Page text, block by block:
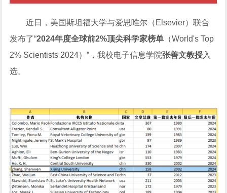
近日，美国斯坦福大学与爱思唯尔（Elsevier）联合
发布了“2024年度全球前2%顶尖科学家榜单 （World's Top
2% Scientists 2024）”，我校电子信息学院张善文教授入
选。